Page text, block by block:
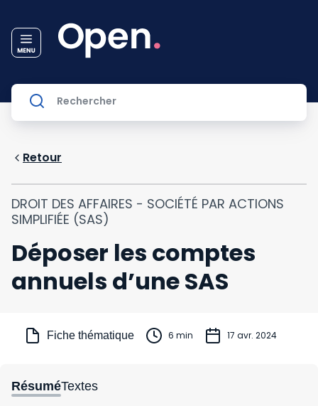
Retour
DROIT DES AFFAIRES - SOCIÉTÉ PAR ACTIONS
SIMPLIFIÉE (SAS)
Déposer les comptes
annuels d’une SAS
Fiche thématique 6 min 17 avr. 2024
RésuméTextes